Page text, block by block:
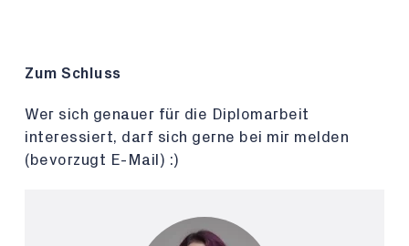
Zum Schluss
Wer sich genauer für die Diplomarbeit
interessiert, darf sich gerne bei mir melden
(bevorzugt E-Mail) :)